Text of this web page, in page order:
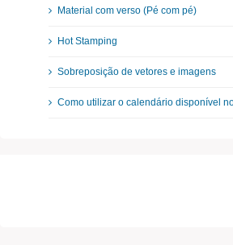
Material com verso (Pé com pé)
Hot Stamping
Sobreposição de vetores e imagens
Como utilizar o calendário disponível